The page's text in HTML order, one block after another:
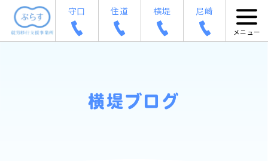
守口 住道 横堤 尼崎
横堤ブログ